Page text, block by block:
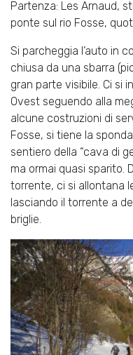
Partenza: Les Arnaud,
ponte sul rio Fosse,
Si parcheggia l’auto in
chiusa da una sbarra
gran parte visibile. Ci si
Ovest seguendo alla
alcune costruzioni di
Fosse, si tiene la
sentiero della “cava di
ma ormai quasi sparito.
torrente, ci si allontana
lasciando il torrente a
briglie.